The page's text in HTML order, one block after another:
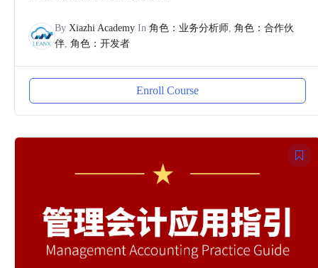
By Xiazhi Academy In 角色：业务分析师, 角色：合作伙
伴, 角色：开发者
Enroll Course